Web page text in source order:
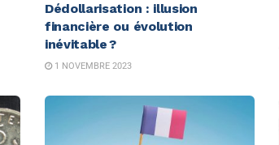
Dédollarisation : illusion
financière ou évolution
inévitable ?
1 NOVEMBRE 2023